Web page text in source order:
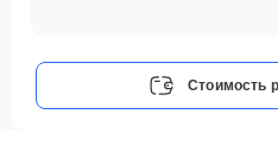
Стоимость